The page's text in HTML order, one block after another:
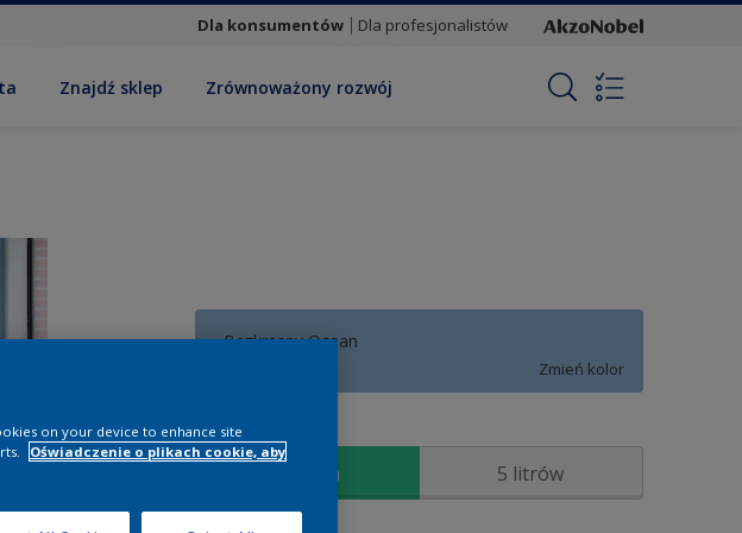
Dla konsumentów Dla profesjonalistów
Znajdź sklep Zrównoważony rozwój
Bezkresny Ocean
Zmień kolor
Rozmiar
2,5 litra 5 litrów
on your device to enhance site
Oświadczenie o plikach cookie, aby